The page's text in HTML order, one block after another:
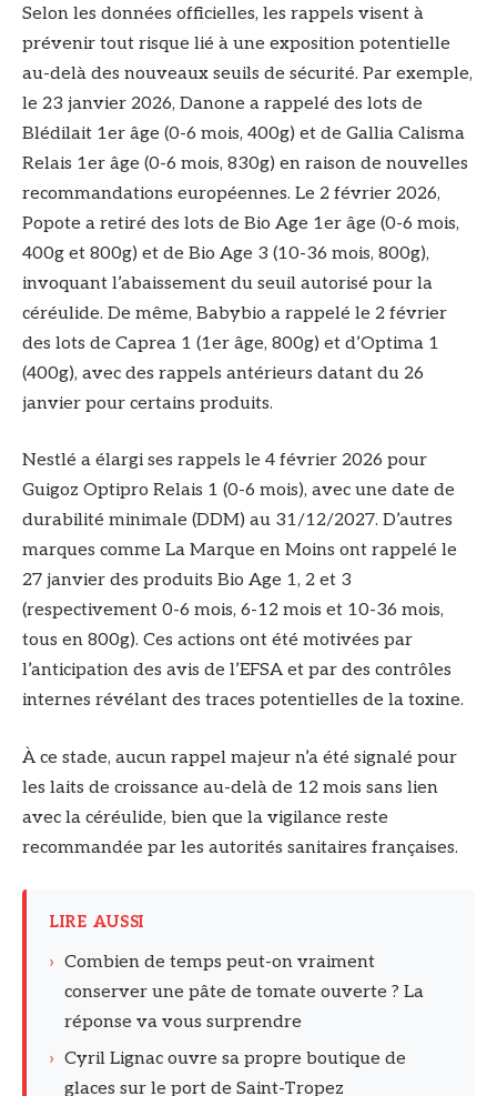
Selon les données officielles, les rappels visent à
prévenir tout risque lié à une exposition potentielle
au-delà des nouveaux seuils de sécurité. Par exemple,
le 23 janvier 2026, Danone a rappelé des lots de
Blédilait 1er âge (0-6 mois, 400g) et de Gallia Calisma
Relais 1er âge (0-6 mois, 830g) en raison de nouvelles
recommandations européennes. Le 2 février 2026,
Popote a retiré des lots de Bio Age 1er âge (0-6 mois,
400g et 800g) et de Bio Age 3 (10-36 mois, 800g),
invoquant l’abaissement du seuil autorisé pour la
céréulide. De même, Babybio a rappelé le 2 février
des lots de Caprea 1 (1er âge, 800g) et d’Optima 1
(400g), avec des rappels antérieurs datant du 26
janvier pour certains produits.
Nestlé a élargi ses rappels le 4 février 2026 pour
Guigoz Optipro Relais 1 (0-6 mois), avec une date de
durabilité minimale (DDM) au 31/12/2027. D’autres
marques comme La Marque en Moins ont rappelé le
27 janvier des produits Bio Age 1, 2 et 3
(respectivement 0-6 mois, 6-12 mois et 10-36 mois,
tous en 800g). Ces actions ont été motivées par
l’anticipation des avis de l’EFSA et par des contrôles
internes révélant des traces potentielles de la toxine.
À ce stade, aucun rappel majeur n’a été signalé pour
les laits de croissance au-delà de 12 mois sans lien
avec la céréulide, bien que la vigilance reste
recommandée par les autorités sanitaires françaises.
LIRE AUSSI
› Combien de temps peut-on vraiment
conserver une pâte de tomate ouverte ? La
réponse va vous surprendre
› Cyril Lignac ouvre sa propre boutique de
glaces sur le port de Saint-Tropez